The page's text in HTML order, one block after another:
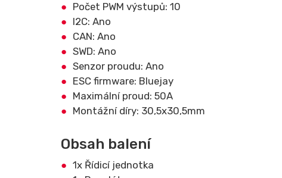
Počet PWM výstupů: 10
I2C: Ano
CAN: Ano
SWD: Ano
Senzor proudu: Ano
ESC firmware: Bluejay
Maximální proud: 50A
Montážní díry: 30,5x30,5mm
Obsah balení
1x Řídicí jednotka